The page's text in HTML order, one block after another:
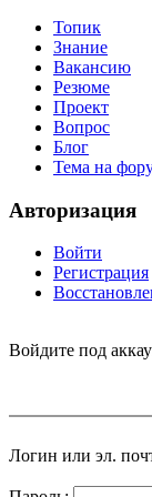
Топик
Знание
Вакансию
Резюме
Проект
Вопрос
Блог
Тема на
Авторизация
Войти
Регистрация
Войдите под
Логин или эл.